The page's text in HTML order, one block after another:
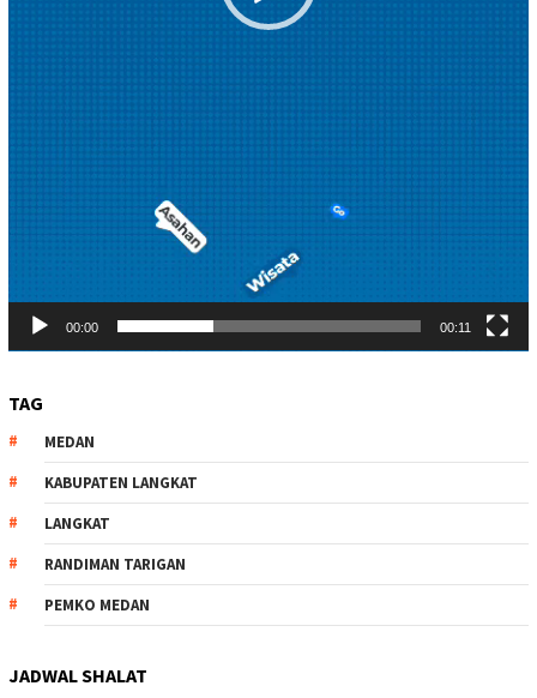
00:00 00:11
TAG
MEDAN
KABUPATEN LANGKAT
LANGKAT
RANDIMAN TARIGAN
PEMKO MEDAN
JADWAL SHALAT